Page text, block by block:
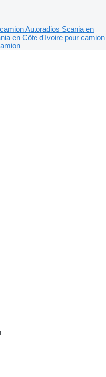
Autoradios Scania en
en Côte d'Ivoire pour camion